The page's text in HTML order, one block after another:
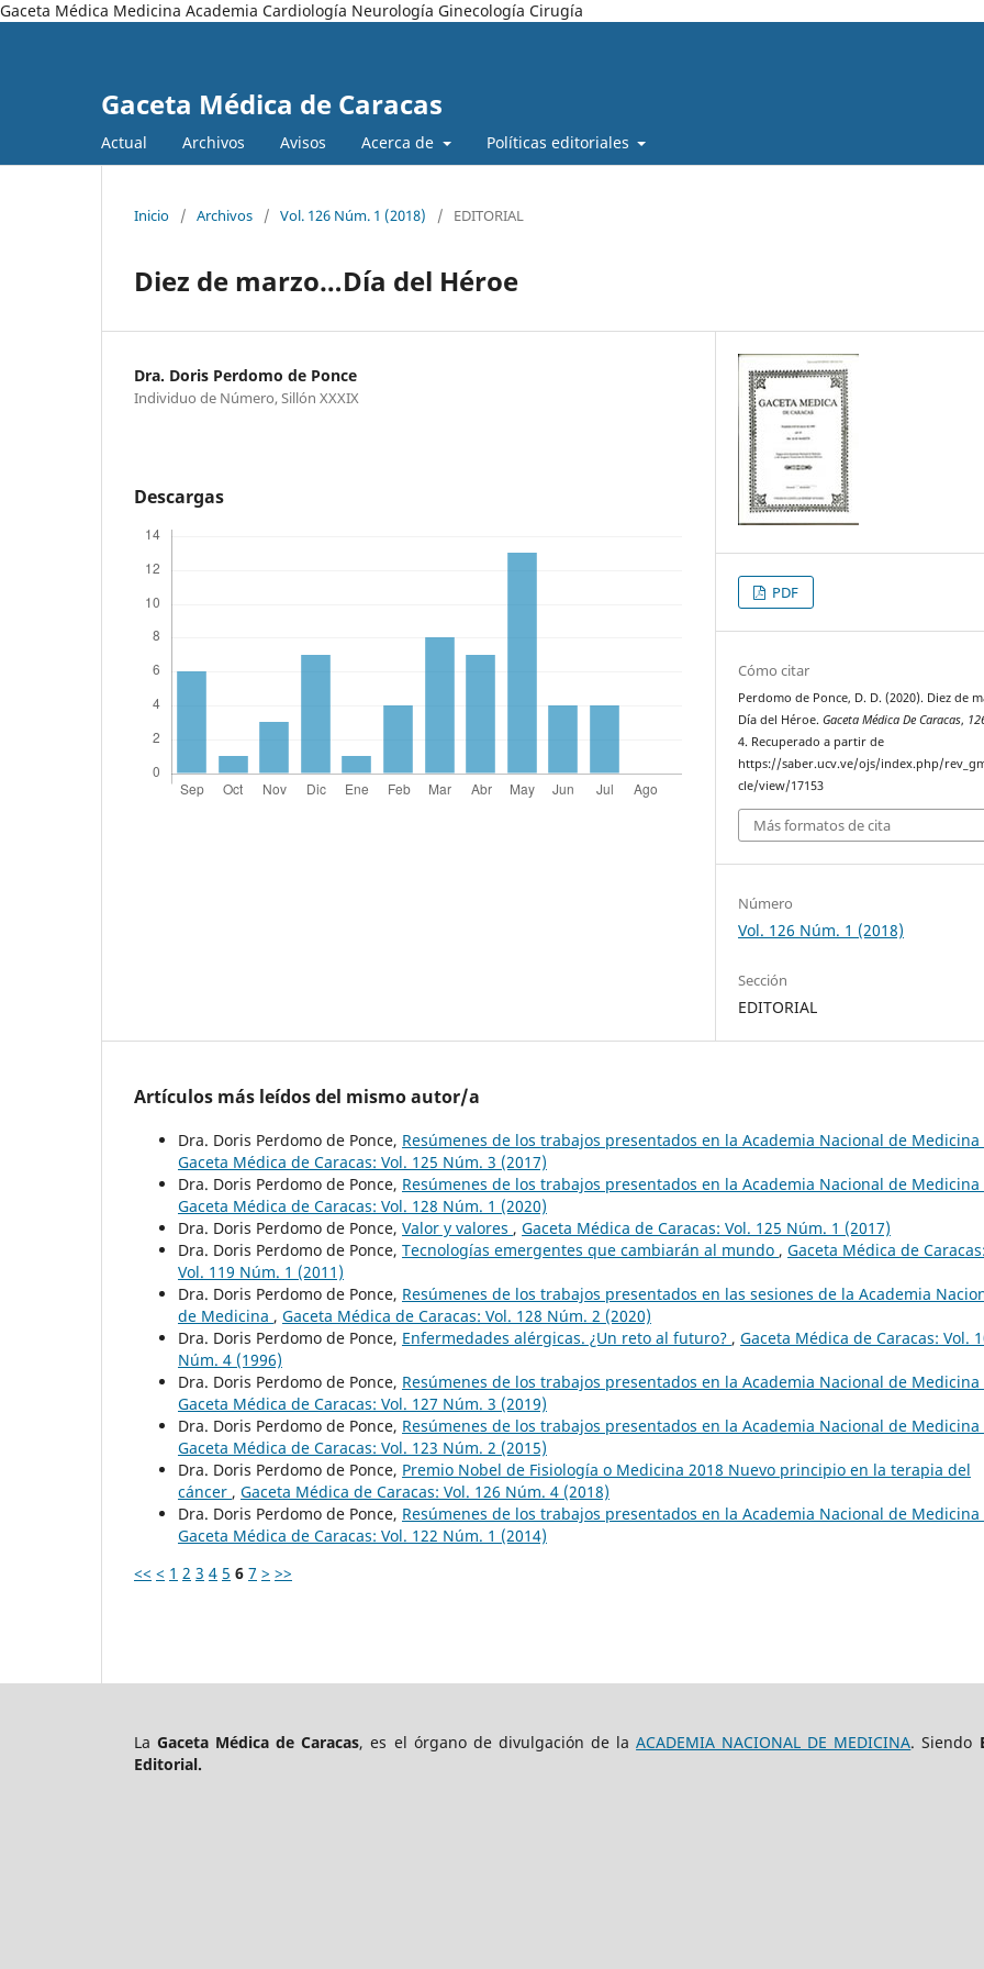
Gaceta Médica Medicina Academia Cardiología Neurología Ginecología Cirugía
Gaceta Médica de Caracas
Actual Archivos Avisos Acerca de Políticas editoriales
Inicio / Archivos / Vol. 126 Núm. 1 (2018) / EDITORIAL
Diez de marzo…Día del Héroe
Dra. Doris Perdomo de Ponce
Individuo de Número, Sillón XXXIX
Descargas
PDF
Cómo citar
Perdomo de Ponce, D. D. (2020). Diez de
Día del Héroe.Gaceta Médica De Caracas,
4. Recuperado a partir de
https://saber.ucv.ve/ojs/index.php/
cle/view/17153
Más formatos de cita
Número
Vol. 126 Núm. 1 (2018)
Sección
EDITORIAL
Artículos más leídos del mismo autor/a
Dra. Doris Perdomo de Ponce, Resúmenes de los trabajos presentados en la Academia Nacional de Medicina
Gaceta Médica de Caracas: Vol. 125 Núm. 3 (2017)
Dra. Doris Perdomo de Ponce, Resúmenes de los trabajos presentados en la Academia Nacional de Medicina
Gaceta Médica de Caracas: Vol. 128 Núm. 1 (2020)
Dra. Doris Perdomo de Ponce, Valor y valores , Gaceta Médica de Caracas: Vol. 125 Núm. 1 (2017)
Dra. Doris Perdomo de Ponce, Tecnologías emergentes que cambiarán al mundo , Gaceta Médica de Caracas:
Vol. 119 Núm. 1 (2011)
Dra. Doris Perdomo de Ponce, Resúmenes de los trabajos presentados en las sesiones de la Academia
de Medicina , Gaceta Médica de Caracas: Vol. 128 Núm. 2 (2020)
Dra. Doris Perdomo de Ponce, Enfermedades alérgicas. ¿Un reto al futuro? , Gaceta Médica de Caracas: Vol.
Núm. 4 (1996)
Dra. Doris Perdomo de Ponce, Resúmenes de los trabajos presentados en la Academia Nacional de Medicina
Gaceta Médica de Caracas: Vol. 127 Núm. 3 (2019)
Dra. Doris Perdomo de Ponce, Resúmenes de los trabajos presentados en la Academia Nacional de Medicina
Gaceta Médica de Caracas: Vol. 123 Núm. 2 (2015)
Dra. Doris Perdomo de Ponce, Premio Nobel de Fisiología o Medicina 2018 Nuevo principio en la terapia del
cáncer , Gaceta Médica de Caracas: Vol. 126 Núm. 4 (2018)
Dra. Doris Perdomo de Ponce, Resúmenes de los trabajos presentados en la Academia Nacional de Medicina
Gaceta Médica de Caracas: Vol. 122 Núm. 1 (2014)
<< < 1 2 3 4 5 6 7 > >>
LaGaceta Médica de Caracas, es el órgano de divulgación de laACADEMIA NACIONAL DE MEDICINA. Siendo
Editorial.